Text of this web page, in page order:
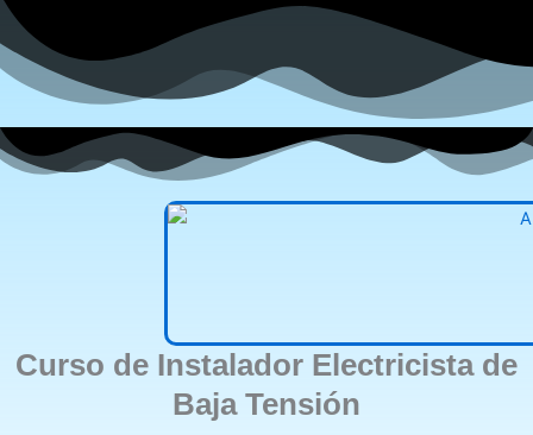
Curso de Instalador Electricista de
Baja Tensión